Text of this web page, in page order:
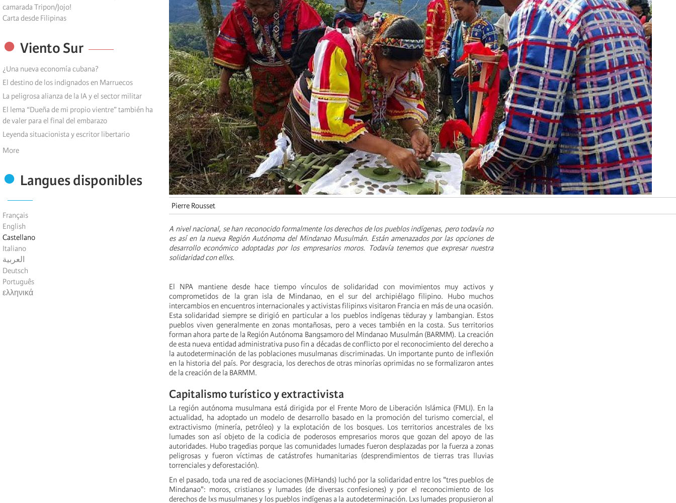
camarada Tripon/Jojo!
Carta desde Filipinas
Viento Sur
¿Una nueva economía cubana?
El destino de los indignados en Marruecos
La peligrosa alianza de la IA y el sector militar
El lema “Dueña de mi propio vientre” también ha
de valer para el final del embarazo
Leyenda situacionista y escritor libertario
More
Langues disponibles
Français
English
Castellano
Italiano
العربية
Deutsch
Português
ελληνικά
Pierre Rousset
A nivel nacional, se han reconocido formalmente los derechos de los pueblos indígenas, pero todavía no
es así en la nueva Región Autónoma del Mindanao Musulmán. Están amenazados por las opciones de
desarrollo económico adoptadas por los empresarios moros. Todavía tenemos que expresar nuestra
solidaridad con ellxs.
El NPA mantiene desde hace tiempo vínculos de solidaridad con movimientos muy activos y
comprometidos de la gran isla de Mindanao, en el sur del archipiélago filipino. Hubo muchos
intercambios en encuentros internacionales y activistas filipinxs visitaron Francia en más de una ocasión.
Esta solidaridad siempre se dirigió en particular a los pueblos indígenas tëduray y lambangian. Estos
pueblos viven generalmente en zonas montañosas, pero a veces también en la costa. Sus territorios
forman ahora parte de la Región Autónoma Bangsamoro del Mindanao Musulmán (BARMM). La creación
de esta nueva entidad administrativa puso fin a décadas de conflicto por el reconocimiento del derecho a
la autodeterminación de las poblaciones musulmanas discriminadas. Un importante punto de inflexión
en la historia del país. Por desgracia, los derechos de otras minorías oprimidas no se formalizaron antes
de la creación de la BARMM.
Capitalismo turístico yextractivista
La región autónoma musulmana está dirigida por el Frente Moro de Liberación Islámica (FMLI). En la
actualidad, ha adoptado un modelo de desarrollo basado en la promoción del turismo comercial, el
extractivismo (minería, petróleo) y la explotación de los bosques. Los territorios ancestrales de lxs
lumades son así objeto de la codicia de poderosos empresarios moros que gozan del apoyo de las
autoridades. Hubo tragedias porque las comunidades lumades fueron desplazadas por la fuerza a zonas
peligrosas y fueron víctimas de catástrofes humanitarias (desprendimientos de tierras tras lluvias
torrenciales y deforestación).
En el pasado, toda una red de asociaciones (MiHands) luchó por la solidaridad entre los "tres pueblos de
Mindanao": moros, cristianos y lumades (de diversas confesiones) y por el reconocimiento de los
derechos de lxs musulmanes y los pueblos indígenas a la autodeterminación. Lxs lumades propusieron al